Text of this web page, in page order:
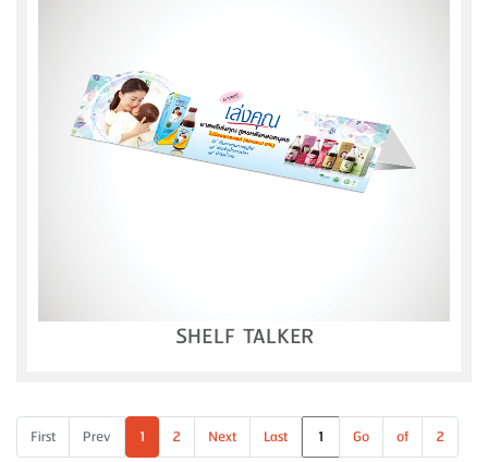
SHELF TALKER
First Prev 1 2 Next Last Go of 2